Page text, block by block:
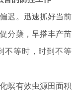
迟。迅速抓好当前
分蘖，早搭丰产苗
不等时，时到不等
螟有效虫源田面积